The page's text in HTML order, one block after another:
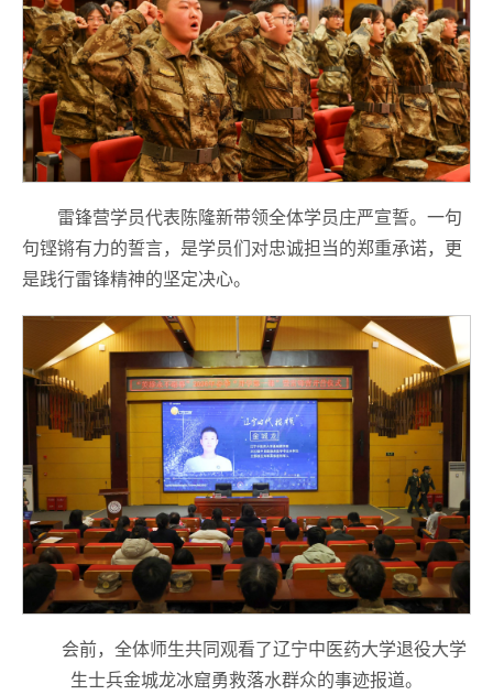
雷锋营学员代表陈隆新带领全体学员庄严宣誓。一句
句铿锵有力的誓言，是学员们对忠诚担当的郑重承诺，更
是践行雷锋精神的坚定决心。
会前，全体师生共同观看了辽宁中医药大学退役大学
生士兵金城龙冰窟勇救落水群众的事迹报道。